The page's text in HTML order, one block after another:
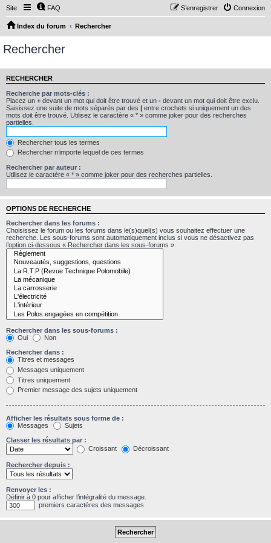
Site FAQ Connexion
S’enregistrer
Index du forum Rechercher
Rechercher
RECHERCHER
Recherche par mots-clés :
Placez un + devant un mot qui doit être trouvé et un - devant un mot qui doit être exclu.
Saisissez une suite de mots séparés par des | entre crochets si uniquement un des
mots doit être trouvé. Utilisez le caractère « * » comme joker pour des recherches
partielles.
Rechercher tous les termes
Rechercher n’importe lequel de ces termes
Rechercher par auteur :
Utilisez le caractère « * » comme joker pour des recherches partielles.
OPTIONS DE RECHERCHE
Rechercher dans les forums :
Choisissez le forum ou les forums dans le(s)quel(s) vous souhaitez effectuer une
recherche. Les sous-forums sont automatiquement inclus si vous ne désactivez pas
l’option ci-dessous « Rechercher dans les sous-forums ».
Rechercher dans les sous-forums :
Oui
Non
Rechercher dans :
Titres et messages
Messages uniquement
Titres uniquement
Premier message des sujets uniquement
Afficher les résultats sous forme de :
Messages
Sujets
Classer les résultats par :
Croissant
Décroissant
Rechercher depuis :
Renvoyer les :
Définir à 0 pour afficher l’intégralité du message.
premiers caractères des messages